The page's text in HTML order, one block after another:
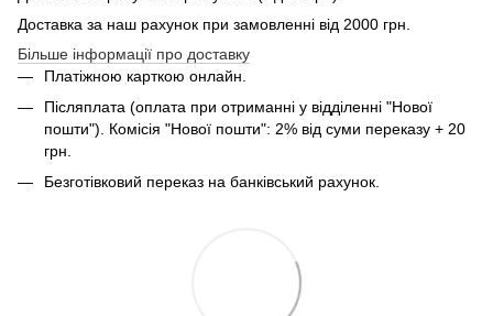
Доставка за наш рахунок при замовленні від 2000 грн.
Більше інформації про доставку
Платіжною карткою онлайн.
Післяплата (оплата при отриманні у відділенні "Нової
пошти"). Комісія "Нової пошти": 2% від суми переказу + 20
грн.
Безготівковий переказ на банківський рахунок.